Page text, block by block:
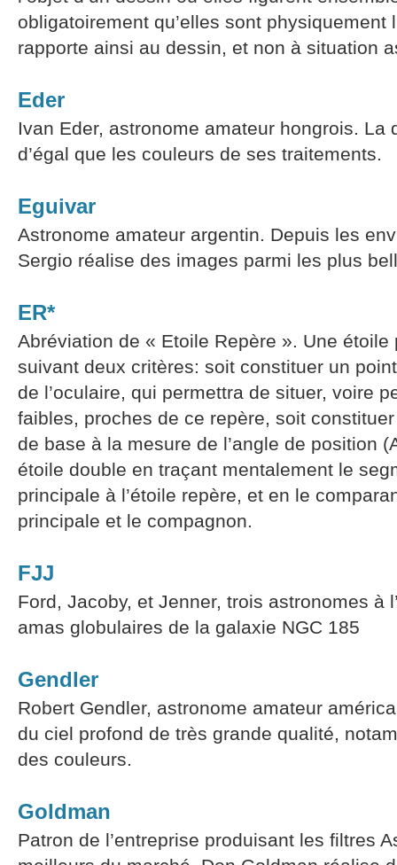
obligatoirement qu’elles sont physiquement
rapporte ainsi au dessin, et non à situation
Eder
Ivan Eder, astronome amateur hongrois. La
d’égal que les couleurs de ses traitements.
Eguivar
Astronome amateur argentin. Depuis les
Sergio réalise des images parmi les plus
ER*
Abréviation de « Etoile Repère ». Une étoile
suivant deux critères: soit constituer un
de l’oculaire, qui permettra de situer, voire
faibles, proches de ce repère, soit
de base à la mesure de l’angle de position
étoile double en traçant mentalement le
principale à l’étoile repère, et en le
principale et le compagnon.
FJJ
Ford, Jacoby, et Jenner, trois astronomes à
amas globulaires de la galaxie NGC 185
Gendler
Robert Gendler, astronome amateur
du ciel profond de très grande qualité,
des couleurs.
Goldman
Patron de l’entreprise produisant les filtres